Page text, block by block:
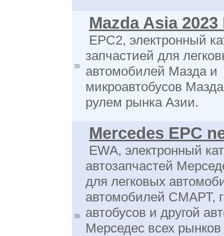
35
Mazda Asia 2023
EPC2, электронный
запчастией для
автомобилей Мазда и
микроавтобусов
рулем рынка Азии.
36
Mercedes EPC
EWA, электронный
автозапчастей
для легковых
автомобилей СМАРТ,
автобусов и другой
Мерседес всех